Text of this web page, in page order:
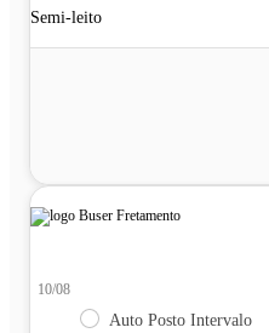
Semi-leito
10/08
Auto Posto Intervalo